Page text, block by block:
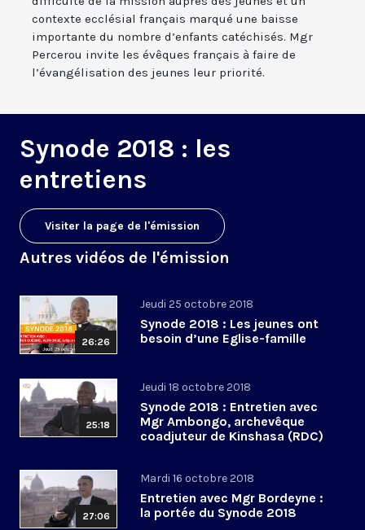
contexte ecclésial français marqué une baisse
importante du nombre d’enfants catéchisés. Mgr
Percerou invite les évêques français à faire de
l’évangélisation des jeunes leur priorité.
Synode 2018 : les
entretiens
Visiter la page de l'émission
Autres vidéos de l'émission
26:26
Jeudi 25 octobre 2018
Synode 2018 : Les jeunes ont
besoin d’une Eglise-famille
25:18
Jeudi 18 octobre 2018
Synode 2018 : Entretien avec
Mgr Ambongo, archevêque
coadjuteur de Kinshasa (RDC)
27:06
Mardi 16 octobre 2018
Entretien avec Mgr Bordeyne :
la portée du Synode 2018